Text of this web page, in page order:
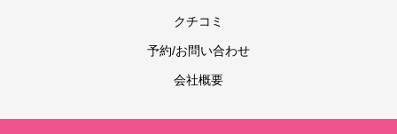
クチコミ
予約/お問い合わせ
会社概要